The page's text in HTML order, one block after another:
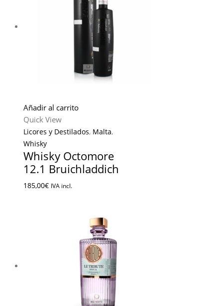
Añadir al carrito
Quick View
Licores y Destilados, Malta,
Whisky
Whisky Octomore
12.1 Bruichladdich
185,00€ IVA incl.